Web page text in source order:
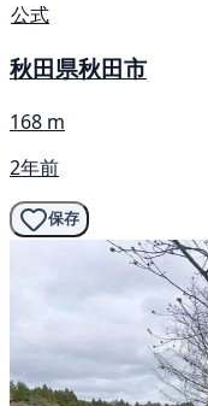
公式
秋田県秋田市
168 m
2年前
保存